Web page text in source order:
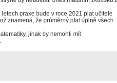
praxe bude v roce 2021 plat učitele
znamená, že průměrný plat úplně všech
jinak by nemohli mít